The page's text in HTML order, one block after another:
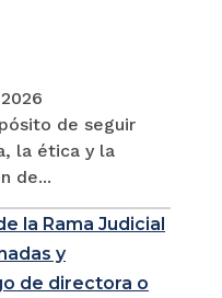
de seguir
la ética y la
de...
la Rama Judicial
y
de directora o